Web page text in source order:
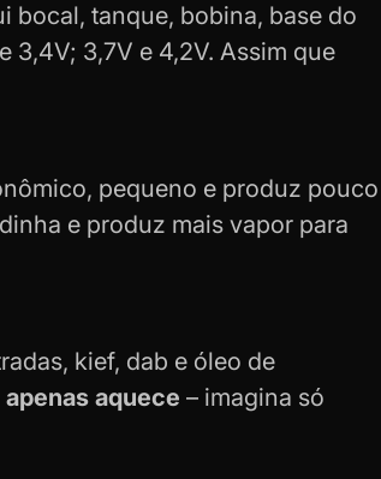
bocal, tanque, bobina, base do
3,4V; 3,7V e 4,2V. Assim que
pequeno e produz pouco
e produz mais vapor para
kief, dab e óleo de
aquece – imagina só